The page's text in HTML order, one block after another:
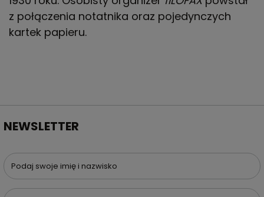
z połączenia notatnika oraz pojedynczych
kartek papieru.
NEWSLETTER
Podaj swoje imię i nazwisko